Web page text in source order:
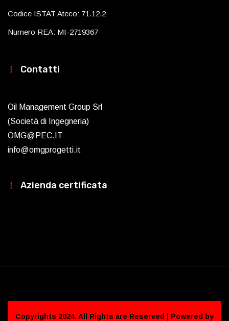
Codice ISTAT Ateco: 71.12.2
Numero REA: MI-2719367
Contatti
Oil Management Group Srl
(Società di Ingegneria)
OMG@PEC.IT
info@omgprogetti.it
Azienda certificata
Copyrights 2024. All Rights are Reserved | Powered by